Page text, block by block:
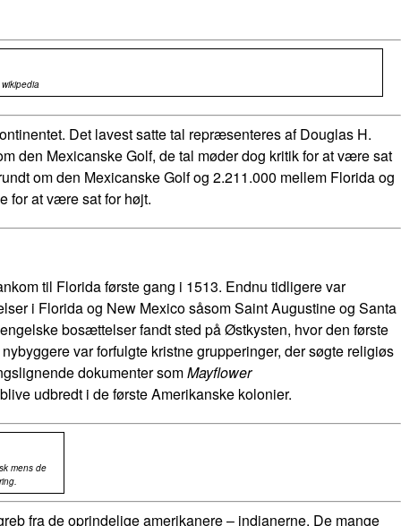
Det lavest satte tal repræsenteres af Douglas H.
den Mexicanske Golf, de tal møder dog kritik for at være sat
om den Mexicanske Golf og 2.211.000 mellem Florida og
for at være sat for højt.
til Florida første gang i 1513. Endnu tidligere var
i Florida og New Mexico såsom Saint Augustine og Santa
bosættelser fandt sted på Østkysten, hvor den første
var forfulgte kristne grupperinger, der søgte religiøs
dokumenter somMayflower
udbredt i de første Amerikanske kolonier.
mens de
fra de oprindelige amerikanere – indianerne. De mange